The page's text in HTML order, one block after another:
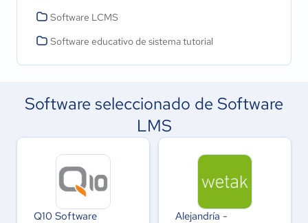
Software LCMS
Software educativo de sistema tutorial
Software seleccionado de Software
LMS
Q10 Software Alejandría -